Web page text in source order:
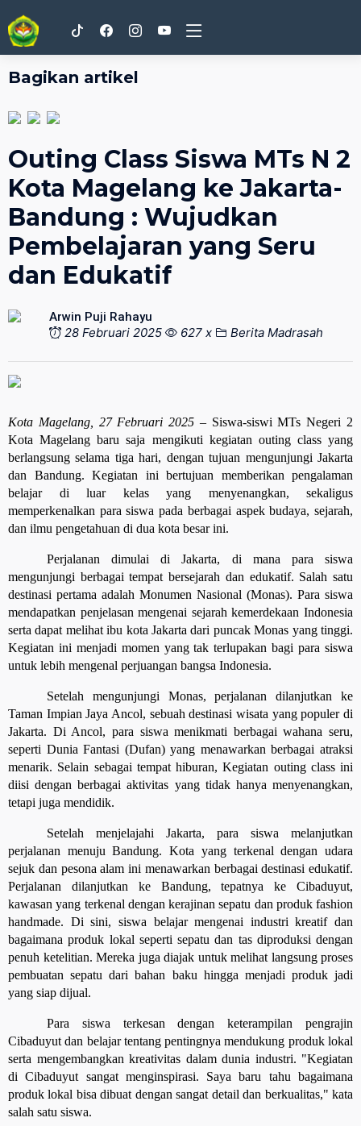
Bagikan artikel
Outing Class Siswa MTs N 2
Kota Magelang ke Jakarta-
Bandung : Wujudkan
Pembelajaran yang Seru
dan Edukatif
Arwin Puji Rahayu
28 Februari 2025 627 x Berita Madrasah
Kota Magelang, 27 Februari 2025 – Siswa-siswi MTs Negeri 2
Kota Magelang baru saja mengikuti kegiatan outing class yang
berlangsung selama tiga hari, dengan tujuan mengunjungi Jakarta
dan Bandung. Kegiatan ini bertujuan memberikan pengalaman
belajar di luar kelas yang menyenangkan, sekaligus
memperkenalkan para siswa pada berbagai aspek budaya, sejarah,
dan ilmu pengetahuan di dua kota besar ini.
Perjalanan dimulai di Jakarta, di mana para siswa
mengunjungi berbagai tempat bersejarah dan edukatif. Salah satu
destinasi pertama adalah Monumen Nasional (Monas). Para siswa
mendapatkan penjelasan mengenai sejarah kemerdekaan Indonesia
serta dapat melihat ibu kota Jakarta dari puncak Monas yang tinggi.
Kegiatan ini menjadi momen yang tak terlupakan bagi para siswa
untuk lebih mengenal perjuangan bangsa Indonesia.
Setelah mengunjungi Monas, perjalanan dilanjutkan ke
Taman Impian Jaya Ancol, sebuah destinasi wisata yang populer di
Jakarta. Di Ancol, para siswa menikmati berbagai wahana seru,
seperti Dunia Fantasi (Dufan) yang menawarkan berbagai atraksi
menarik. Selain sebagai tempat hiburan, Kegiatan outing class ini
diisi dengan berbagai aktivitas yang tidak hanya menyenangkan,
tetapi juga mendidik.
Setelah menjelajahi Jakarta, para siswa melanjutkan
perjalanan menuju Bandung. Kota yang terkenal dengan udara
sejuk dan pesona alam ini menawarkan berbagai destinasi edukatif.
Perjalanan dilanjutkan ke Bandung, tepatnya ke Cibaduyut,
kawasan yang terkenal dengan kerajinan sepatu dan produk fashion
handmade. Di sini, siswa belajar mengenai industri kreatif dan
bagaimana produk lokal seperti sepatu dan tas diproduksi dengan
penuh ketelitian. Mereka juga diajak untuk melihat langsung proses
pembuatan sepatu dari bahan baku hingga menjadi produk jadi
yang siap dijual.
Para siswa terkesan dengan keterampilan pengrajin
Cibaduyut dan belajar tentang pentingnya mendukung produk lokal
serta mengembangkan kreativitas dalam dunia industri. "Kegiatan
di Cibaduyut sangat menginspirasi. Saya baru tahu bagaimana
produk lokal bisa dibuat dengan sangat detail dan berkualitas," kata
salah satu siswa.